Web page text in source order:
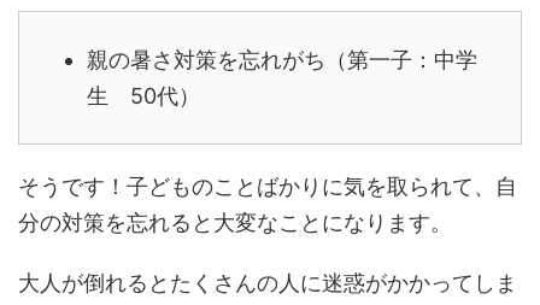
親の暑さ対策を忘れがち（第一子：中学
生 50代）
そうです！子どものことばかりに気を取られて、自
分の対策を忘れると大変なことになります。
大人が倒れるとたくさんの人に迷惑がかかってしま